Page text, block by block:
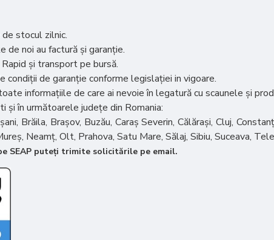
stocul zilnic.
noi au factură și garanție.
și transport pe bursă.
de garanție conforme legislației in vigoare.
informațiile de care ai nevoie în legatură cu scaunele și
și în următoarele județe din Romania:
Brăila, Brașov, Buzău, Caraș Severin, Călărași, Cluj,
Neamț, Olt, Prahova, Satu Mare, Sălaj, Sibiu, Suceava,
SEAP puteți trimite solicitările pe email.